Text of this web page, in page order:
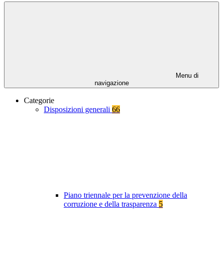
Menu di
navigazione
Categorie
Disposizioni generali 66
Piano triennale per la prevenzione della
corruzione e della trasparenza 5